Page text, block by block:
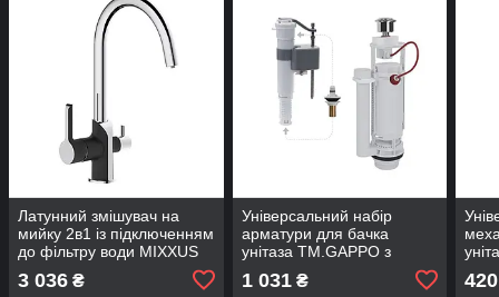
Латунний змішувач на
мийку 2в1 із підключенням
до фільтру води MIXXUS
EDEM PREMIUM 021 Black
3 036 ₴
Універсальний набір
арматури для бачка
унітаза ТМ.GAPPO з
метал 1/2
1 031₴ 420